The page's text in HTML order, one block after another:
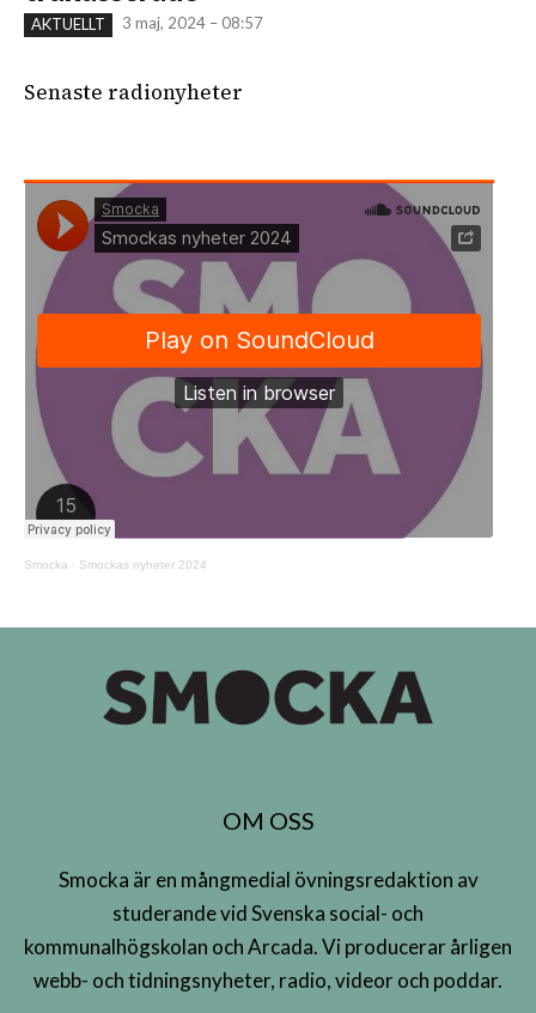
AKTUELLT 3 maj, 2024 – 08:57
Senaste radionyheter
Smocka · Smockas nyheter 2024
OM OSS
Smocka är en mångmedial övningsredaktion av
studerande vid Svenska social- och
kommunalhögskolan och Arcada. Vi producerar årligen
webb- och tidningsnyheter, radio, videor och poddar.